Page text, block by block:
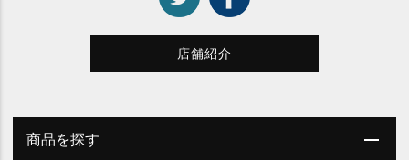
店舗紹介
商品を探す